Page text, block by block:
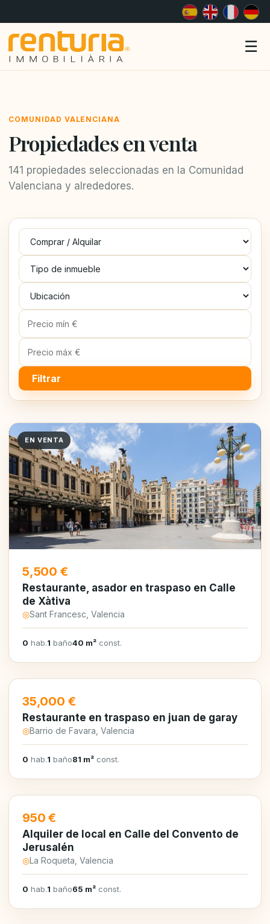
☰
COMUNIDAD VALENCIANA
Propiedades en venta
141 propiedades seleccionadas en la Comunidad
Valenciana y alrededores.
Filtrar
EN VENTA
5,500 €
Restaurante, asador en traspaso en Calle
de Xàtiva
◎Sant Francesc, Valencia
0 hab.1 baño40 m² const.
35,000 €
Restaurante en traspaso en juan de garay
◎Barrio de Favara, Valencia
0 hab.1 baño81 m² const.
EN ALQUILER
950 €
Alquiler de local en Calle del Convento de
Jerusalén
◎La Roqueta, Valencia
0 hab.1 baño65 m² const.